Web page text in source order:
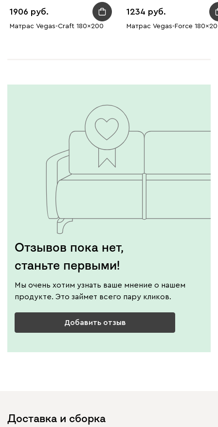
1906
Матрас Vegas-Craft 180x200
1234
Матрас Vegas-Force
Отзывов пока нет,
станьте первыми!
Мы очень хотим узнать ваше мнение о нашем
продукте. Это займет всего пару кликов.
Добавить отзыв
Доставка и сборка